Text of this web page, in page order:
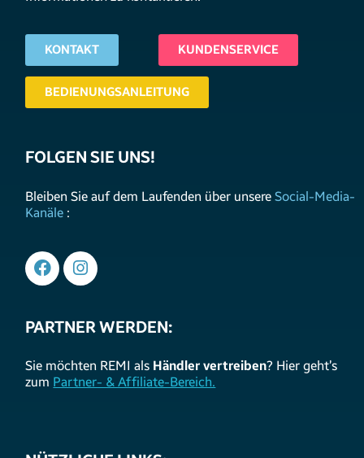
KONTAKT KUNDENSERVICE
BEDIENUNGSANLEITUNG
FOLGEN SIE UNS!
Bleiben Sie auf dem Laufenden über unsereSocial-Media-
Kanäle :
PARTNER WERDEN:
Sie möchten REMI als Händler vertreiben? Hier geht’s
zum Partner- & Affiliate-Bereich.